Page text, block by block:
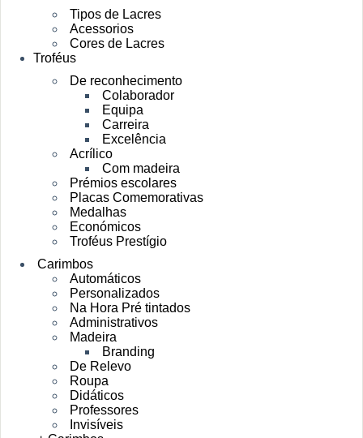
Tipos de Lacres
Acessorios
Cores de Lacres
Troféus
De reconhecimento
Colaborador
Equipa
Carreira
Excelência
Acrílico
Com madeira
Prémios escolares
Placas Comemorativas
Medalhas
Económicos
Troféus Prestígio
Carimbos
Automáticos
Personalizados
Na Hora Pré tintados
Administrativos
Madeira
Branding
De Relevo
Roupa
Didáticos
Professores
Invisíveis